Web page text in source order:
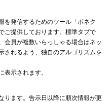
を発信するためのツール「ボネク
ご提供しております。標準タブで
会員が複数いらっしゃる場合はネッ
されるよう、独自のアルゴリズムを
表示されます。
ります。告示日以降に順次情報が更